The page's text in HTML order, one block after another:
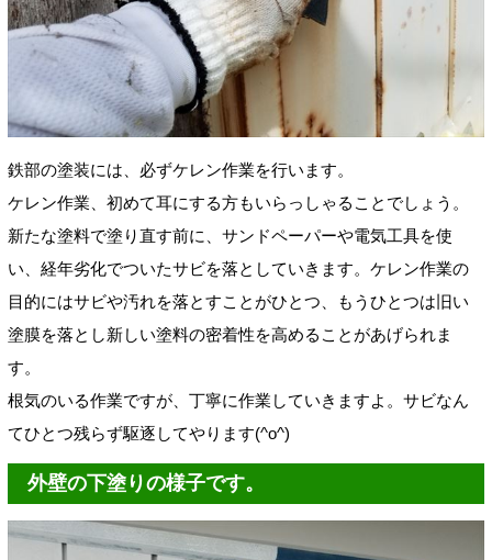
鉄部の塗装には、必ずケレン作業を行います。
ケレン作業、初めて耳にする方もいらっしゃることでしょう。
新たな塗料で塗り直す前に、サンドペーパーや電気工具を使
い、経年劣化でついたサビを落としていきます。ケレン作業の
目的にはサビや汚れを落とすことがひとつ、もうひとつは旧い
塗膜を落とし新しい塗料の密着性を高めることがあげられま
す。
根気のいる作業ですが、丁寧に作業していきますよ。サビなん
てひとつ残らず駆逐してやります(^o^)
外壁の下塗りの様子です。